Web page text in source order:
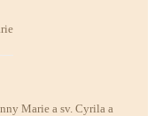
Marie a sv. Cyrila a